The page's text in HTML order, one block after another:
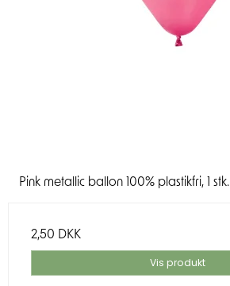
Pink metallic ballon 100% plastikfri, 1 stk.
2,50 DKK
Vis produkt